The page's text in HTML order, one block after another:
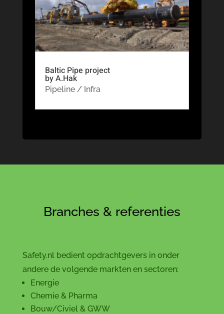
Baltic Pipe project
by A.Hak
Pipeline / Infra
Branches & referenties
Safety.nl bedient opdrachtgevers in onder
andere de volgende markten en sectoren:
Energie
Chemie & Pharma
Bouw/Civiel & GWW